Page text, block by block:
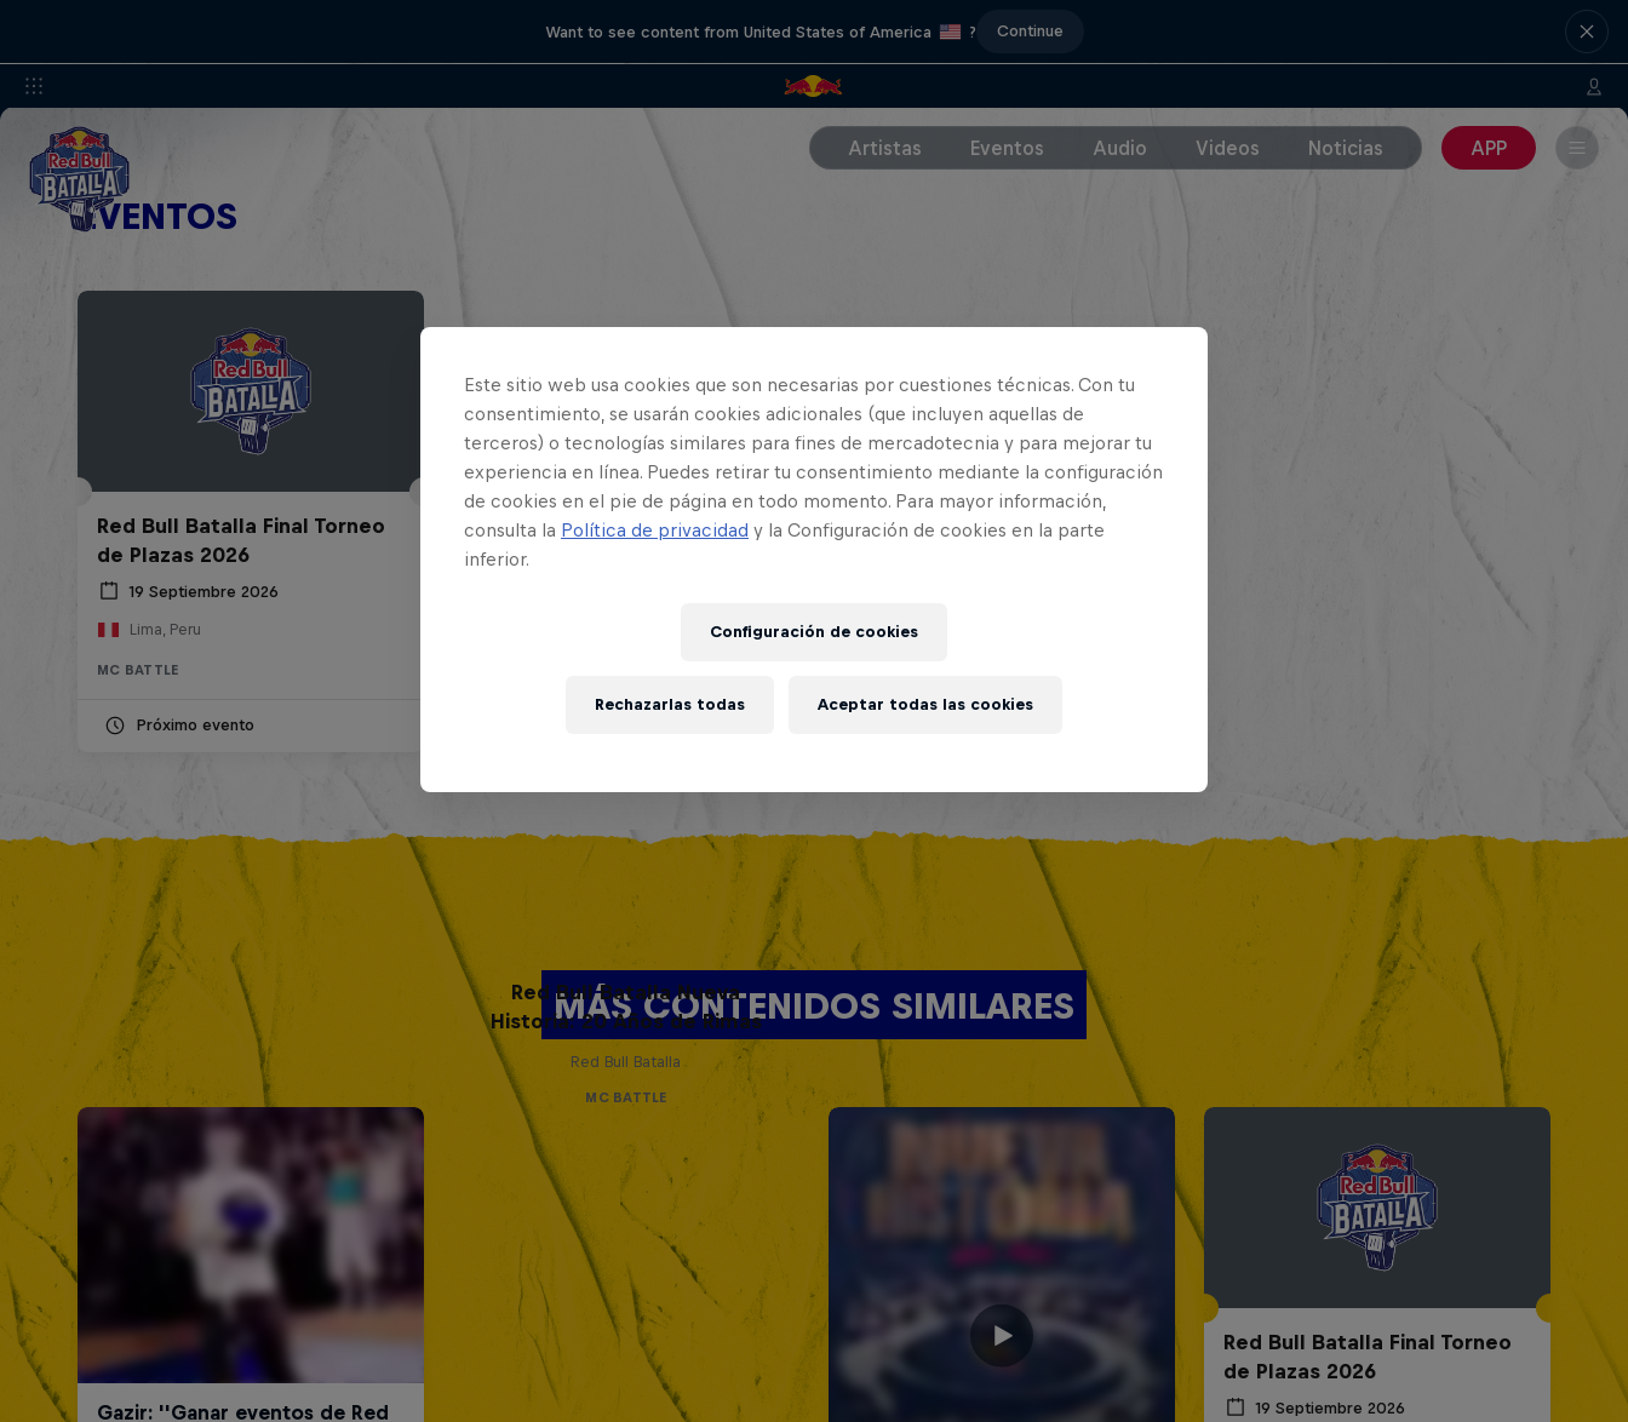
Want to see content from United States of America ? Continue
Artistas Eventos Audio Videos Noticias APP
EVENTOS
Red Bull Batalla Final Torneo
de Plazas 2026
19 Septiembre 2026
Lima, Peru
MC BATTLE
Próximo evento
MÁS CONTENIDOS SIMILARES
Red Bull Batalla Nueva
Historia: 20 Años de Rimas
Red Bull Batalla
MC BATTLE
Red Bull Batalla Final Torneo
de Plazas 2026
19 Septiembre 2026
Este sitio web usa cookies que son necesarias por cuestiones técnicas. Con tu
consentimiento, se usarán cookies adicionales (que incluyen aquellas de
terceros) o tecnologías similares para fines de mercadotecnia y para mejorar tu
experiencia en línea. Puedes retirar tu consentimiento mediante la configuración
de cookies en el pie de página en todo momento. Para mayor información,
consulta la Política de privacidad y la Configuración de cookies en la parte
inferior.
Configuración de cookies
Rechazarlas todas Aceptar todas las cookies